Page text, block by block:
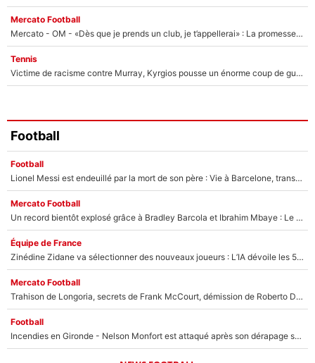
Mercato Football
Mercato - OM - «Dès que je prends un club, je t’appellerai» : La promesse de Marcelino au moment de claquer la porte
Tennis
Victime de racisme contre Murray, Kyrgios pousse un énorme coup de gueule !
Football
Football
Lionel Messi est endeuillé par la mort de son père : Vie à Barcelone, transfert au PSG... voilà comment Jorge Messi a joué un rôle essentiel dans sa carrière !
Mercato Football
Un record bientôt explosé grâce à Bradley Barcola et Ibrahim Mbaye : Le PSG sur le point de réaliser un mercato historique ?
Équipe de France
Zinédine Zidane va sélectionner des nouveaux joueurs : L’IA dévoile les 5 cracks qui pourraient rapidement le rejoindre en équipe de France !
Mercato Football
Trahison de Longoria, secrets de Frank McCourt, démission de Roberto De Zerbi : Medhi Benatia se lâche sur son départ de l'OM et fait d'importantes révélations
Football
Incendies en Gironde - Nelson Monfort est attaqué après son dérapage sur CNews : «Et lui, il prend combien pour parler dans un studio climatisé?»